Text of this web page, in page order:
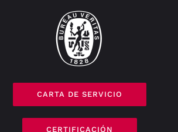
CARTA DE SERVICIO
CERTIFICACIÓN